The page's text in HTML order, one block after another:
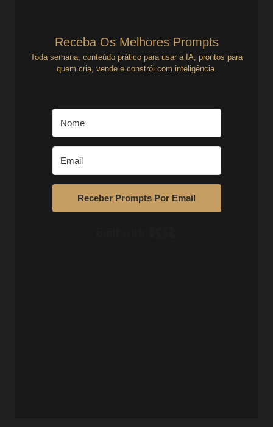
Receba Os Melhores Prompts
Toda semana, conteúdo prático para usar a IA, prontos para
quem cria, vende e constrói com inteligência.
Receber Prompts Por Email